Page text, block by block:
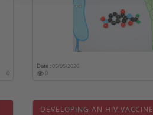
0
Date :05/05/2020
0
DEVELOPING AN HIV VACCINE